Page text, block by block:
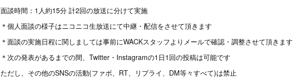
面談時間：1人約15分 計2回の放送に分けて実施
＊個人面談の様子はニコニコ生放送にて中継・配信をさせて頂きます
＊面談の実施日程に関しましては事前にWACKスタッフよりメールで確認・調整させて頂きます
＊次の発表があるまでの間、Twitter・Instagramの1日1回の投稿は可能です
ただし、その他のSNSの活動(ファボ、RT、リプライ、DM等々すべて)は禁止